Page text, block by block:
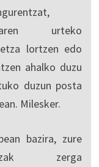
urteko
lortzen edo
ahalko duzu
duzun posta
Milesker.
bazira, zure
zerga